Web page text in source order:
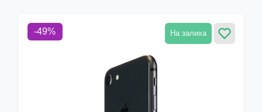
-49% На залиха